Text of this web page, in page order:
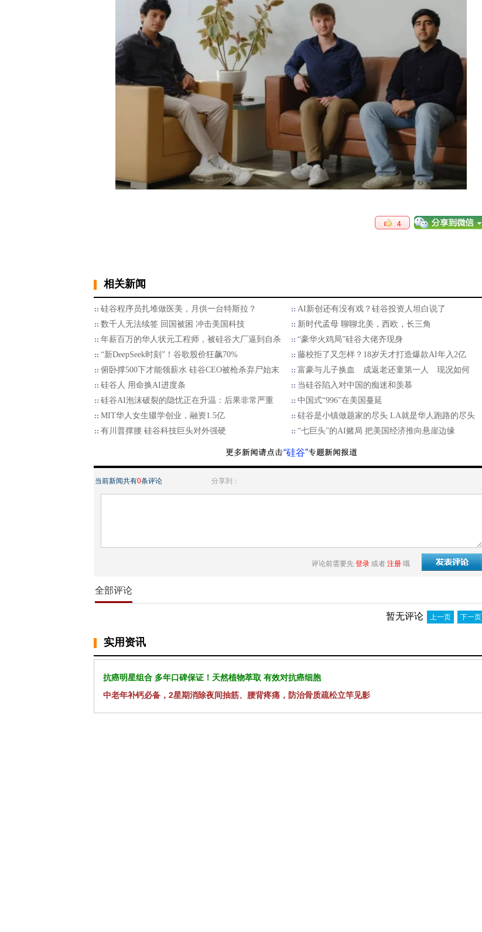
4
相关新闻
硅谷程序员扎堆做医美，月供一台特斯拉？
AI新创还有没有戏？硅谷投资人坦白说了
数千人无法续签 回国被困 冲击美国科技
新时代孟母 聊聊北美，西欧，长三角
年薪百万的华人状元工程师，被硅谷大厂逼到自杀
“豪华火鸡局”硅谷大佬齐现身
“新DeepSeek时刻”！谷歌股价狂飙70%
藤校拒了又怎样？18岁天才打造爆款AI年入2亿
俯卧撑500下才能领薪水 硅谷CEO被枪杀弃尸始末
富豪与儿子换血 成返老还童第一人 现况如何
硅谷人 用命换AI进度条
当硅谷陷入对中国的痴迷和羡慕
硅谷AI泡沫破裂的隐忧正在升温：后果非常严重
中国式“996”在美国蔓延
MIT华人女生辍学创业，融资1.5亿
硅谷是小镇做题家的尽头 LA就是华人跑路的尽头
有川普撑腰 硅谷科技巨头对外强硬
“七巨头”的AI赌局 把美国经济推向悬崖边缘
“硅谷”
当前新闻共有0条评论 分享到：
评论前需要先 登录 或者 注册 哦
全部评论
暂无评论 上一页 下一页
实用资讯
抗癌明星组合 多年口碑保证！天然植物萃取 有效对抗癌细胞
中老年补钙必备，2星期消除夜间抽筋、腰背疼痛，防治骨质疏松立竿见影